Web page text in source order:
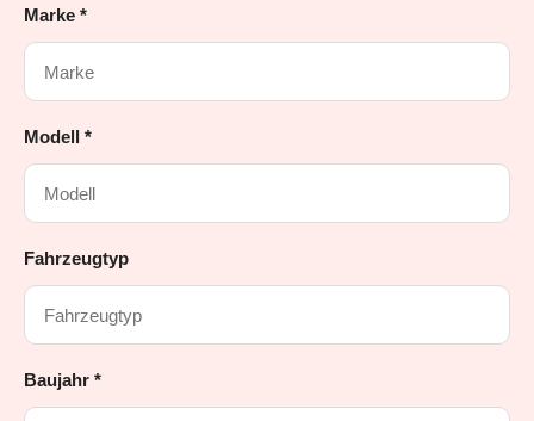
Marke *
Modell *
Fahrzeugtyp
Baujahr *